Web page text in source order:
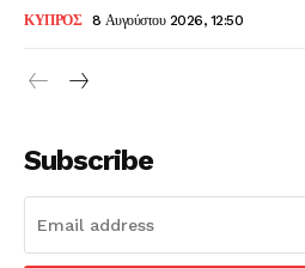
ΚΥΠΡΟΣ 8 Αυγούστου 2026, 12:50
Subscribe